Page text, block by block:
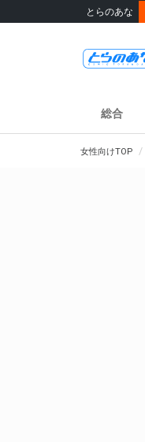
とらのあな
総合
女性向けTOP